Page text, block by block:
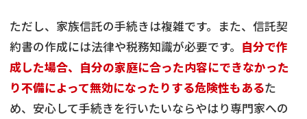
ただし、家族信託の手続きは複雑です。また、信託契
約書の作成には法律や税務知識が必要です。 自分で作
成した場合、自分の家庭に合った内容にできなかった
り不備によって無効になったりする危険性もあるた
め、安心して手続きを行いたいならやはり専門家への